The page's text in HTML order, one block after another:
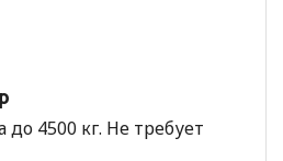
4500 кг. Не требует